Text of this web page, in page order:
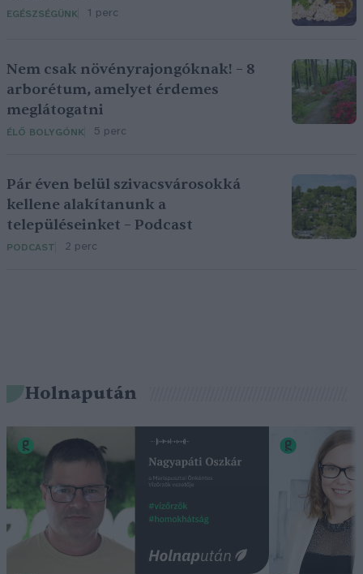
EGÉSZSÉGÜNK 1 perc
Nem csak növényrajongóknak! – 8
arborétum, amelyet érdemes
meglátogatni
ÉLŐ BOLYGÓNK 5 perc
Pár éven belül szivacsvárosokká
kellene alakítanunk a
településeinket – Podcast
PODCAST 2 perc
Holnapután